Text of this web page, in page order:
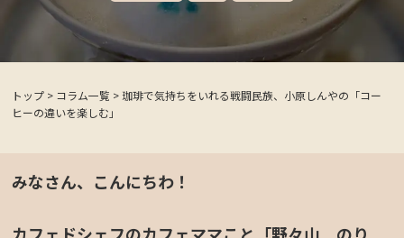
トップ > コラム一覧 > 珈琲で気持ちをいれる戦闘民族、小原しんやの「コー
ヒーの違いを楽しむ」
みなさん、こんにちわ！